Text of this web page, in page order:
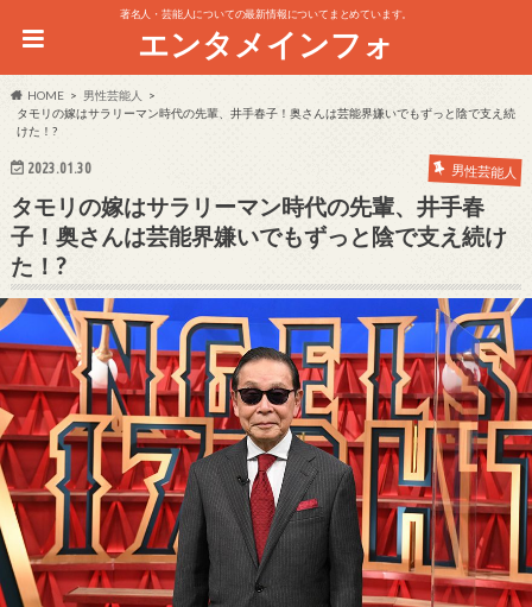
著名人・芸能人についての最新情報についてまとめています。
エンタメインフォ
HOME
男性芸能人
タモリの嫁はサラリーマン時代の先輩、井手春子！奥さんは芸能界嫌いでもずっと陰で支え続
けた！?
2023.01.30 男性芸能人
タモリの嫁はサラリーマン時代の先輩、井手春
子！奥さんは芸能界嫌いでもずっと陰で支え続け
た！?